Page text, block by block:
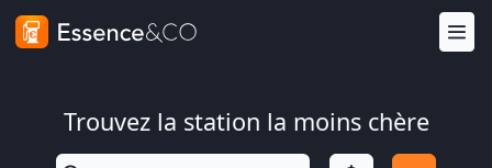
Trouvez la station la moins chère